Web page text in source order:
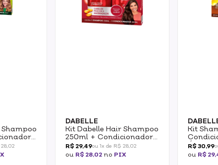
DABELLE
Kit Dabelle Hair Shampoo
250ml + Condicionador
175ml Sos Crescimento
R$ 29,49ou 1x de R$ 28,02
ou R$ 28,02 no PIX
Kit
Óleo
410ml
R$ 30,99
ou R$